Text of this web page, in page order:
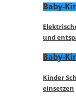
Baby-
und
Baby-
Kinder
einsetzen